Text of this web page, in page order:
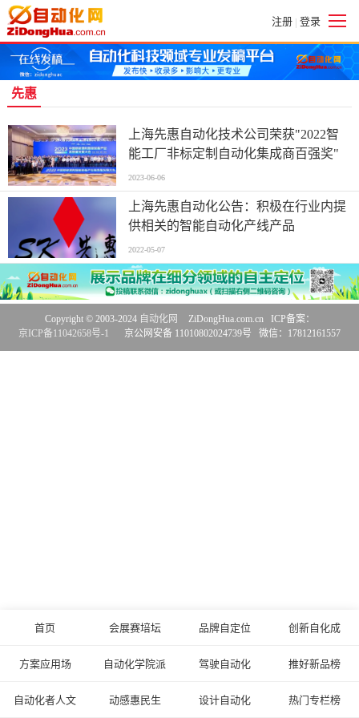
注册 | 登录
先惠
上海先惠自动化技术公司荣获"2022智
能工厂非标定制自动化集成商百强奖"
2023-06-06
上海先惠自动化公告：积极在行业内提
供相关的智能自动化产线产品
2022-05-07
首页 会展赛培坛 品牌自定位 创新自化成
方案应用场 自动化学院派 驾驶自动化 推好新品榜
自动化者人文 动感惠民生 设计自动化 热门专栏榜
Copyright © 2003-2024 自动化网
ZiDongHua.com.cn ICP备案：
京ICP备11042658号-1
京公网安备 11010802024739号 微信：17812161557